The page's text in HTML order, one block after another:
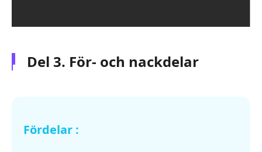
Del 3. För- och nackdelar
Fördelar :